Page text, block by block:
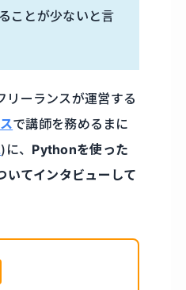
ことが少ないと言
リーランスが運営する
で講師を務めるまに
)に、 Pythonを使った
いてインタビューして